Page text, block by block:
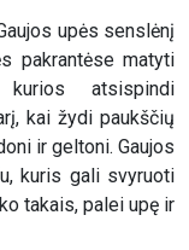
upės senslėnį
pakrantėse matyti
kurios atsispindi
kai žydi paukščių
ir geltoni. Gaujos
kuris gali svyruoti
takais, palei upę ir